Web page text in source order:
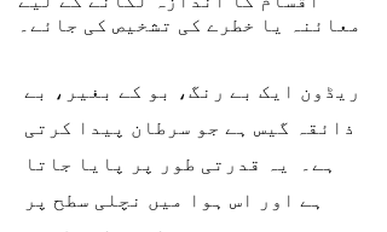
معائنہ یا خطرے کی تشخیص کی جائے۔
ریڈون ایک بے رنگ، بو کے بغیر، بے
ذائقہ گیس ہے جو سرطان پیدا کرتی
ہے۔ یہ قدرتی طور پر پایا جاتا
ہے اور اس ہوا میں نچلی سطح پر